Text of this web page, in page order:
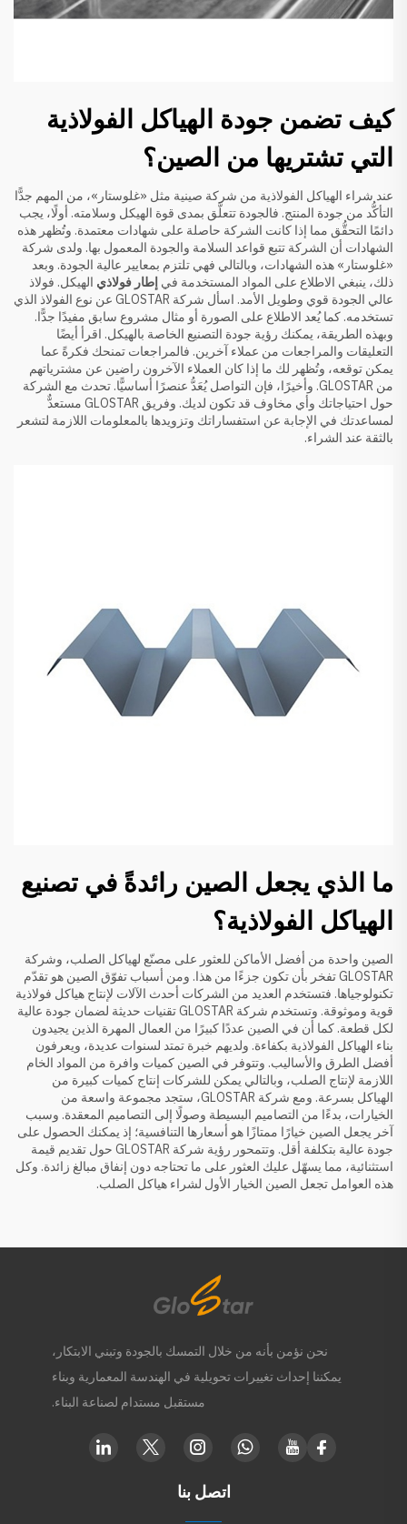
كيف تضمن جودة الهياكل الفولاذية
التي تشتريها من الصين؟
عند شراء الهياكل الفولاذية من شركة صينية مثل «غلوستار»، من المهم جدًّا
التأكُّد من جودة المنتج. فالجودة تتعلَّق بمدى قوة الهيكل وسلامته. أولًا، يجب
دائمًا التحقُّق مما إذا كانت الشركة حاصلة على شهادات معتمدة. وتُظهر هذه
الشهادات أن الشركة تتبع قواعد السلامة والجودة المعمول بها. ولدى شركة
«غلوستار» هذه الشهادات، وبالتالي فهي تلتزم بمعايير عالية الجودة. وبعد
ذلك، ينبغي الاطلاع على المواد المستخدمة في إطار فولاذي الهيكل. فولاذ
عالي الجودة قوي وطويل الأمد. اسأل شركة GLOSTAR عن نوع الفولاذ الذي
تستخدمه. كما يُعد الاطلاع على الصورة أو مثال مشروع سابق مفيدًا جدًّا.
وبهذه الطريقة، يمكنك رؤية جودة التصنيع الخاصة بالهيكل. اقرأ أيضًا
التعليقات والمراجعات من عملاء آخرين. فالمراجعات تمنحك فكرةً عما
يمكن توقعه، وتُظهر لك ما إذا كان العملاء الآخرون راضين عن مشترياتهم
من GLOSTAR. وأخيرًا، فإن التواصل يُعَدُّ عنصرًا أساسيًّا. تحدث مع الشركة
حول احتياجاتك وأي مخاوف قد تكون لديك. وفريق GLOSTAR مستعدٌّ
لمساعدتك في الإجابة عن استفساراتك وتزويدها بالمعلومات اللازمة لتشعر
بالثقة عند الشراء.
ما الذي يجعل الصين رائدةً في تصنيع
الهياكل الفولاذية؟
الصين واحدة من أفضل الأماكن للعثور على مصنّع لهياكل الصلب، وشركة
GLOSTAR تفخر بأن تكون جزءًا من هذا. ومن أسباب تفوّق الصين هو تقدّم
تكنولوجياها. فتستخدم العديد من الشركات أحدث الآلات لإنتاج هياكل فولاذية
قوية وموثوقة. وتستخدم شركة GLOSTAR تقنيات حديثة لضمان جودة عالية
لكل قطعة. كما أن في الصين عددًا كبيرًا من العمال المهرة الذين يجيدون
بناء الهياكل الفولاذية بكفاءة. ولديهم خبرة تمتد لسنوات عديدة، ويعرفون
أفضل الطرق والأساليب. وتتوفر في الصين كميات وافرة من المواد الخام
اللازمة لإنتاج الصلب، وبالتالي يمكن للشركات إنتاج كميات كبيرة من
الهياكل بسرعة. ومع شركة GLOSTAR، ستجد مجموعة واسعة من
الخيارات، بدءًا من التصاميم البسيطة وصولًا إلى التصاميم المعقدة. وسبب
آخر يجعل الصين خيارًا ممتازًا هو أسعارها التنافسية؛ إذ يمكنك الحصول على
جودة عالية بتكلفة أقل. وتتمحور رؤية شركة GLOSTAR حول تقديم قيمة
استثنائية، مما يسهّل عليك العثور على ما تحتاجه دون إنفاق مبالغ زائدة. وكل
هذه العوامل تجعل الصين الخيار الأول لشراء هياكل الصلب.
نحن نؤمن بأنه من خلال التمسك بالجودة وتبني الابتكار،
يمكننا إحداث تغييرات تحويلية في الهندسة المعمارية وبناء
مستقبل مستدام لصناعة البناء.
اتصل بنا